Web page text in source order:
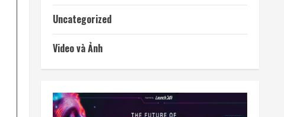
Uncategorized
Video và Ảnh